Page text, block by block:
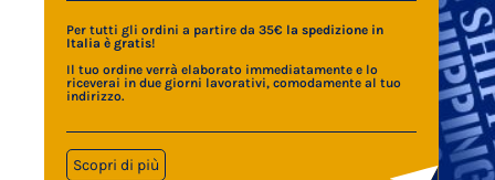
Per tutti gli ordini a partire da 35€ la spedizione in
Italia è gratis!
Il tuo ordine verrà elaborato immediatamente e lo
riceverai in due giorni lavorativi, comodamente al tuo
indirizzo.
Scopri di più